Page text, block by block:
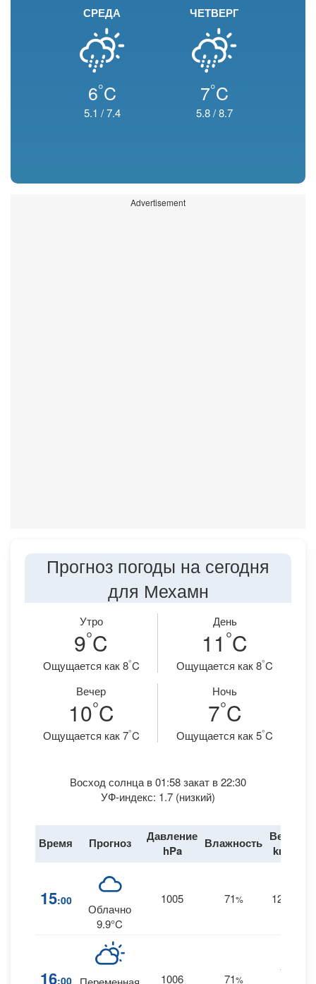
СРЕДА
6°C
5.1 /7.4
ЧЕТВЕРГ
7°C
5.8/8.7
Advertisement
Прогноз погоды на сегодня
для Мехамн
Утро
9°C
Ощущается как 8°C
День
11 °C
Ощущается как 8°C
Вечер
10°C
Ощущается как 7°C
Ночь
7°C
Ощущается как 5°C
Восход солнца в 01:58 закат в 22:30
УФ-индекс: 1.7 (низкий)
Время Прогноз
Давление
hPa
Влажность Ветер
km/h
15:00
Облачно
9.9°C
1005 71% 12
16:00 1006 71%
11